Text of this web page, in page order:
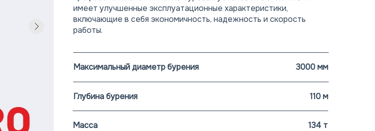
имеет улучшенные эксплуатационные характеристики,
включающие в себя экономичность, надежность и скорость
работы.
Максимальный диаметр бурения 3000 мм
Глубина бурения 110 м
Масса 134 т